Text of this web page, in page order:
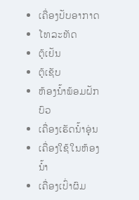
ເຄື່ອງປັບອາກາດ
ໂທລະທັດ
ຕູ້ເຢັນ
ຕູ້ເຊັບ
ຫ້ອງນ້ຳພ້ອມຝັກ
ບົວ
ເຄື່ອງເຮັດນໍ້າອຸ່ນ
ເຄື່ອງໃຊ້ໃນຫ້ອງ
ນ້ຳ
ເຄື່ອງເປົ່າຜົມ